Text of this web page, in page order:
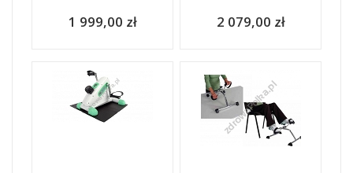
1 999,00 zł 2 079,00 zł